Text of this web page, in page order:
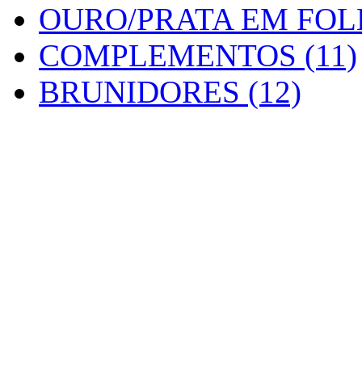
OURO/PRATA EM
COMPLEMENTOS (11)
BRUNIDORES (12)